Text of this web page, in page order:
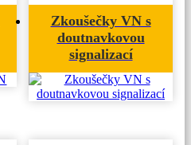
Zkoušečky VN s
doutnavkovou
signalizací